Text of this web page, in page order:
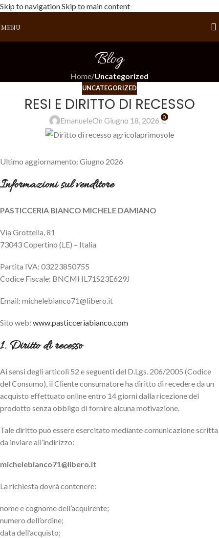
Skip to navigationSkip to main content
MENU
Blog
Home/Uncategorized
UNCATEGORIZED
RESI E DIRITTO DI RECESSO
EmanueleOn Giugno 18, 2026 0
Ultimo aggiornamento: Giugno 2026
Informazioni sul venditore
PASTICCERIA BIANCO MICHELE DAMIANO
Via Grottella, 81
73043 Copertino (LE) – Italia
Partita IVA: 03223850755
Codice Fiscale: BNCMHL71S23E629J
Email: michelebianco71@libero.it
Sito web: www.pasticceriabianco.com
1. Diritto di recesso
Ai sensi degli articoli 52 e seguenti del D.Lgs. 206/2005 (Codice
del Consumo), il Cliente consumatore ha diritto di recedere da un
acquisto effettuato online entro 14 giorni dalla ricezione del
prodotto senza obbligo di fornire alcuna motivazione.
Tale diritto può essere esercitato mediante comunicazione scritta
da inviare all’indirizzo:
michelebianco71@libero.it
La richiesta dovrà contenere:
nome e cognome dell’acquirente;
numero dell’ordine;
data dell’acquisto;